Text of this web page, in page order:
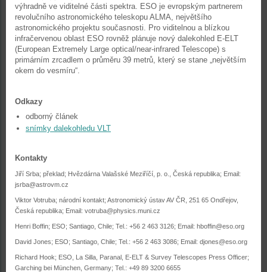
výhradně ve viditelné části spektra. ESO je evropským partnerem
revolučního astronomického teleskopu ALMA, největšího
astronomického projektu současnosti. Pro viditelnou a blízkou
infračervenou oblast ESO rovněž plánuje nový dalekohled E-ELT
(European Extremely Large optical/near-infrared Telescope) s
primárním zrcadlem o průměru 39 metrů, který se stane „největším
okem do vesmíru“.
Odkazy
odborný článek
snímky dalekohledu VLT
Kontakty
Jiří Srba; překlad; Hvězdárna Valašské Meziříčí, p. o., Česká republika; Email:
jsrba@astrovm.cz
Viktor Votruba; národní kontakt; Astronomický ústav AV ČR, 251 65 Ondřejov,
Česká republika; Email: votruba@physics.muni.cz
Henri Boffin; ESO; Santiago, Chile; Tel.: +56 2 463 3126; Email: hboffin@eso.org
David Jones; ESO; Santiago, Chile; Tel.: +56 2 463 3086; Email: djones@eso.org
Richard Hook; ESO, La Silla, Paranal, E-ELT & Survey Telescopes Press Officer;
Garching bei München, Germany; Tel.: +49 89 3200 6655